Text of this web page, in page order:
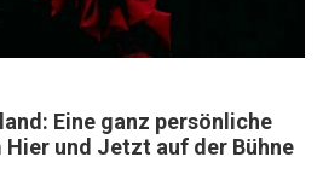
Eine ganz persönliche
Hier und Jetzt auf der Bühne